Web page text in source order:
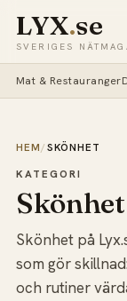
LYX.se
SVERIGES
Mat & Restauranger
HEM / SKÖNHET
KATEGORI
Skönhet
Skönhet på
som gör
och rutiner